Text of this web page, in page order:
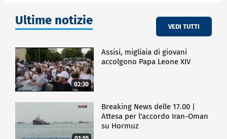
Ultime notizie VEDI TUTTI
02:30
Assisi, migliaia di giovani
accolgono Papa Leone XIV
Breaking News delle 17.00 |
Attesa per l'accordo Iran-Oman
su Hormuz